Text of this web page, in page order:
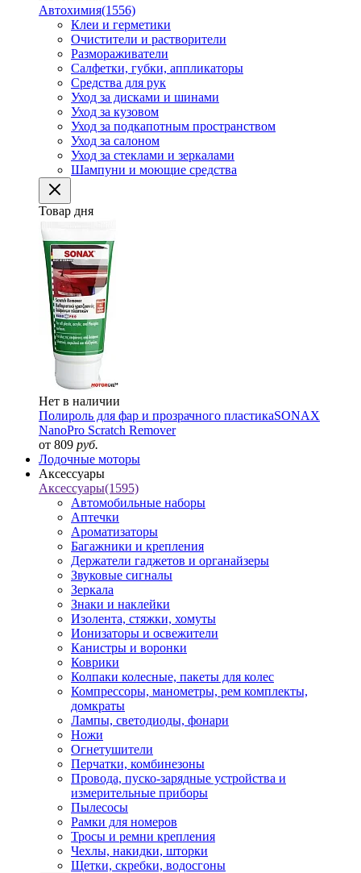
Автохимия(1556)
Клеи и герметики
Очистители и растворители
Размораживатели
Салфетки, губки, аппликаторы
Средства для рук
Уход за дисками и шинами
Уход за кузовом
Уход за подкапотным пространством
Уход за салоном
Уход за стеклами и зеркалами
Шампуни и моющие средства
Товар дня
Нет в наличии
Полироль для фар и прозрачного пластикаSONAX
NanoPro Scratch Remover
от 809 руб.
Лодочные моторы
Аксессуары
Аксессуары(1595)
Автомобильные наборы
Аптечки
Ароматизаторы
Багажники и крепления
Держатели гаджетов и органайзеры
Звуковые сигналы
Зеркала
Знаки и наклейки
Изолента, стяжки, хомуты
Ионизаторы и освежители
Канистры и воронки
Коврики
Колпаки колесные, пакеты для колес
Компрессоры, манометры, рем комплекты,
домкраты
Лампы, светодиоды, фонари
Ножи
Огнетушители
Перчатки, комбинезоны
Провода, пуско-зарядные устройства и
измерительные приборы
Пылесосы
Рамки для номеров
Тросы и ремни крепления
Чехлы, накидки, шторки
Щетки, скребки, водосгоны